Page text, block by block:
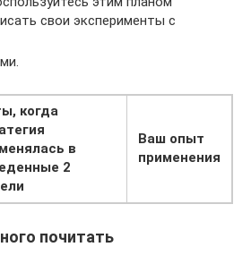
свои эксперименты с
когда
в
2
Ваш опыт
применения
почитать